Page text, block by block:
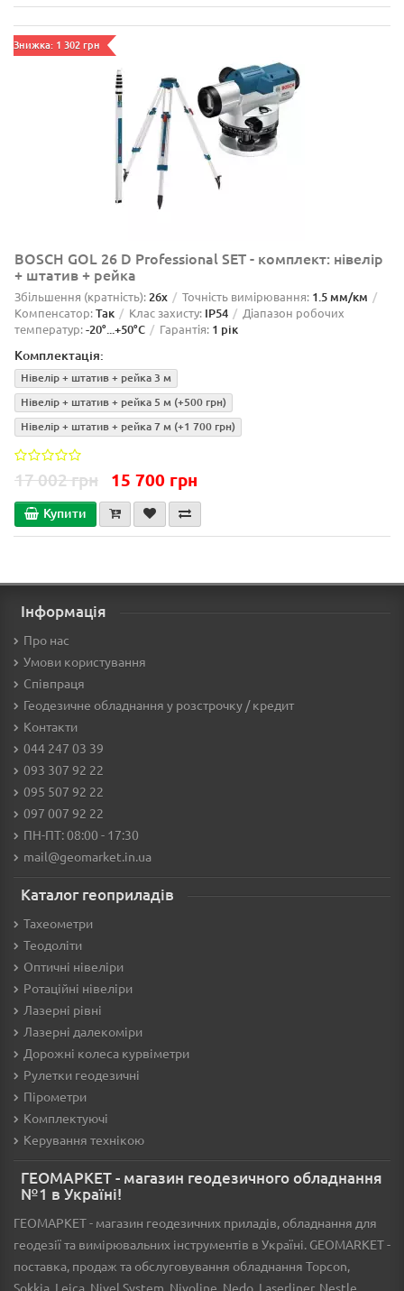
Знижка: 1 302 грн
BOSCH GOL 26 D Professional SET - комплект: нівелір
+ штатив + рейка
Збільшення (кратність):26x Точність вимірювання: 1.5 мм/км
Компенсатор:Так Клас захисту: IP54
Діапазон робочих
температур:-20°...+50°C Гарантія: 1 рік
Комплектація:
Нівелір + штатив + рейка 3 м
Нівелір + штатив + рейка 5 м (+500 грн)
Нівелір + штатив + рейка 7 м (+1 700 грн)
17 002 грн 15 700 грн
Купити
Інформація
Про нас
Умови користування
Співпраця
Геодезичне обладнання у розстрочку / кредит
Контакти
044 247 03 39
093 307 92 22
095 507 92 22
097 007 92 22
ПН-ПТ: 08:00 - 17:30
mail@geomarket.in.ua
Каталог геоприладів
Тахеометри
Теодоліти
Оптичні нівеліри
Ротаційні нівеліри
Лазерні рівні
Лазерні далекоміри
Дорожні колеса курвіметри
Рулетки геодезичні
Пірометри
Комплектуючі
Керування технікою
ГЕОМАРКЕТ - магазин геодезичного обладнання
№1 в Україні!
ГЕОМАРКЕТ - магазин геодезичних приладів, обладнання для
геодезії та вимірювальних інструментів в Україні. GEOMARKET -
поставка, продаж та обслуговування обладнання Topcon,
Sokkia, Leica, Nivel System, Nivoline, Nedo, Laserliner, Nestle,